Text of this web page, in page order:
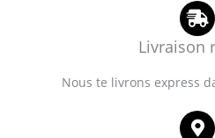
Livraison
Nous te livrons express